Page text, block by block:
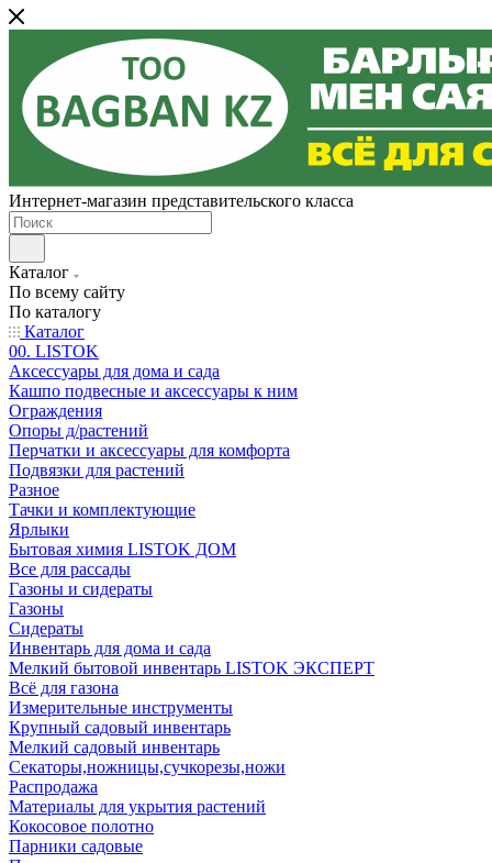
Интернет-магазин представительского класса
Каталог
По всему сайту
По каталогу
Каталог
00. LISTOK
Аксессуары для дома и сада
Кашпо подвесные и аксессуары к ним
Ограждения
Опоры д/растений
Перчатки и аксессуары для комфорта
Подвязки для растений
Разное
Тачки и комплектующие
Ярлыки
Бытовая химия LISTOK ДОМ
Все для рассады
Газоны и сидераты
Газоны
Сидераты
Инвентарь для дома и сада
Мелкий бытовой инвентарь LISTOK ЭКСПЕРТ
Всё для газона
Измерительные инструменты
Крупный садовый инвентарь
Мелкий садовый инвентарь
Секаторы,ножницы,сучкорезы,ножи
Распродажа
Материалы для укрытия растений
Кокосовое полотно
Парники садовые